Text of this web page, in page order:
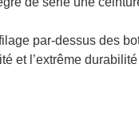
par-dessus des
et l’extrême